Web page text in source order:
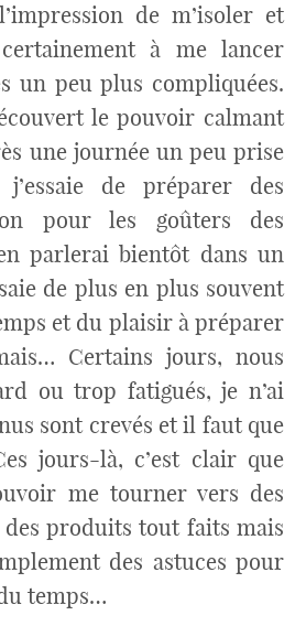
de m’isoler et
à me lancer
un peu plus compliquées.
le pouvoir calmant
une journée un peu prise
de préparer des
pour les goûters des
parlerai bientôt dans un
de plus en plus souvent
et du plaisir à préparer
Certains jours, nous
ou trop fatigués, je n’ai
sont crevés et il faut que
jours-là, c’est clair que
me tourner vers des
produits tout faits mais
des astuces pour
temps…